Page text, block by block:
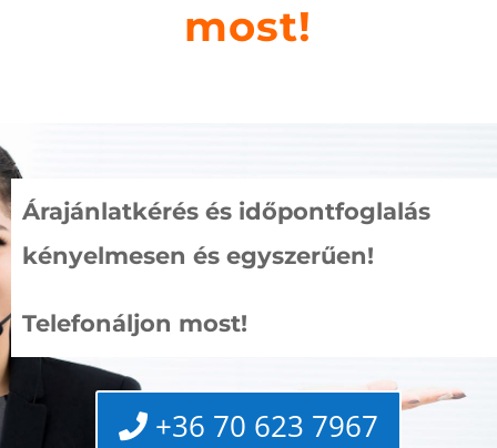
most!
Árajánlatkérés és időpontfoglalás
kényelmesen és egyszerűen!
Telefonáljon most!
+36 70 623 7967